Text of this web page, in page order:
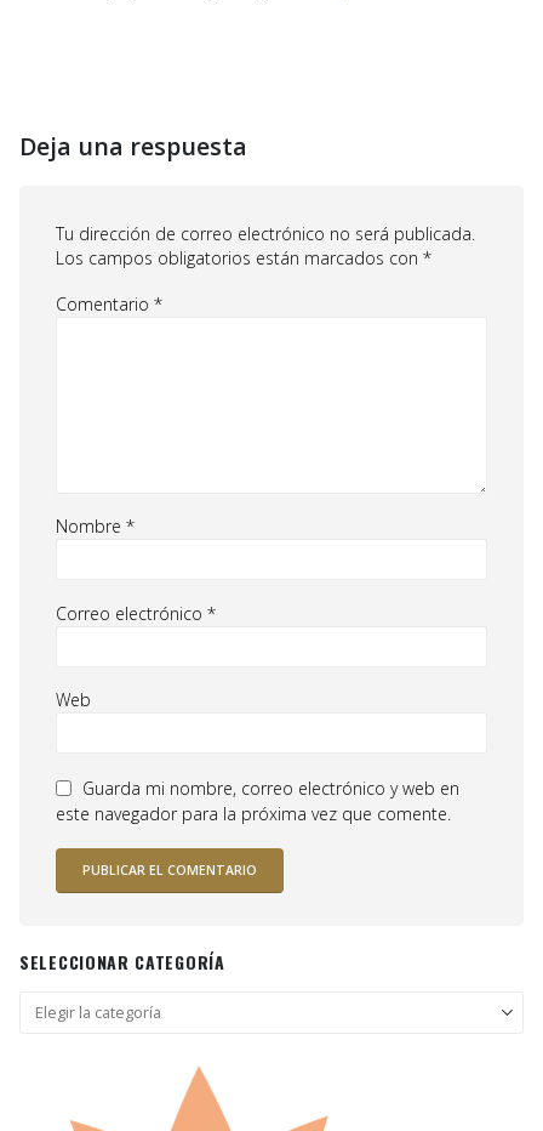
Deja una respuesta
Tu dirección de correo electrónico no será publicada.
Los campos obligatorios están marcados con *
Comentario *
Nombre *
Correo electrónico *
Web
Guarda mi nombre, correo electrónico y web en
este navegador para la próxima vez que comente.
SELECCIONAR CATEGORÍA
Seleccionar
categoría